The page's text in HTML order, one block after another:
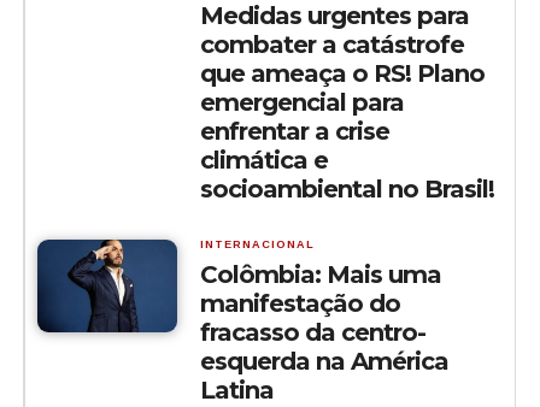
Medidas urgentes para
combater a catástrofe
que ameaça o RS! Plano
emergencial para
enfrentar a crise
climática e
socioambiental no Brasil!
INTERNACIONAL
Colômbia: Mais uma
manifestação do
fracasso da centro-
esquerda na América
Latina